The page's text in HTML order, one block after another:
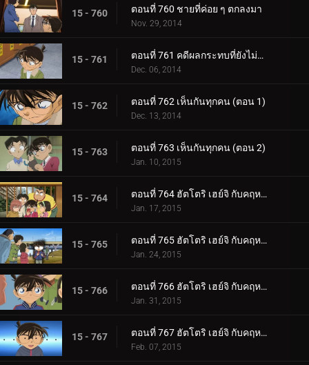
15 - 760 ตอนที่ 760 ชายที่ค่อย ๆ ตกลงมา
Nov. 29, 2014
15 - 761 ตอนที่ 761 คดีผลกระทบที่ยังไม่ได้ยืนยัน
Dec. 06, 2014
15 - 762 ตอนที่ 762 เห็นกันทุกคน (ตอน 1)
Dec. 13, 2014
15 - 763 ตอนที่ 763 เห็นกันทุกคน (ตอน 2)
Jan. 10, 2015
15 - 764 ตอนที่ 764 ฮัตโตริ เฮย์จิ กับคฤหาสน์ผีดูดเลือด (ตอน 1)
Jan. 17, 2015
15 - 765 ตอนที่ 765 ฮัตโตริ เฮย์จิ กับคฤหาสน์ผีดูดเลือด (ตอน 2)
Jan. 24, 2015
15 - 766 ตอนที่ 766 ฮัตโตริ เฮย์จิ กับคฤหาสน์ผีดูดเลือด (ตอน 3)
Jan. 31, 2015
15 - 767 ตอนที่ 767 ฮัตโตริ เฮย์จิ กับคฤหาสน์ผีดูดเลือด (ตอน 4)
Feb. 07, 2015